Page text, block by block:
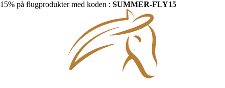
15% på flugprodukter med koden : SUMMER-FLY15